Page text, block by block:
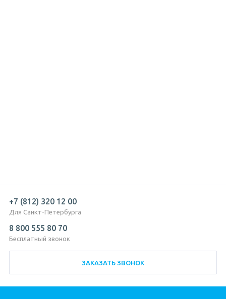
+7 (812) 320 12 00
Для Санкт-Петербурга
8 800 555 80 70
Бесплатный звонок
ЗАКАЗАТЬ ЗВОНОК